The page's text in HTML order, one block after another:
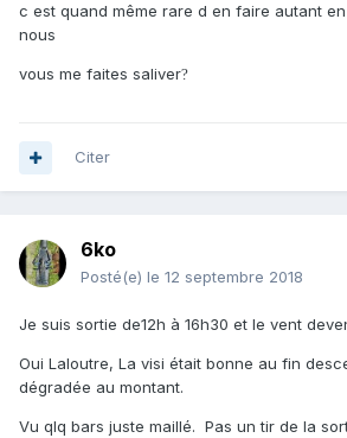
c est quand même rare d en faire autant
nous
vous me faites saliver?
Citer
6ko
Posté(e) le 12 septembre 2018
Je suis sortie de12h à 16h30 et le vent
Oui Laloutre, La visi était bonne au fin
dégradée au montant.
Vu qlq bars juste maillé. Pas un tir de la